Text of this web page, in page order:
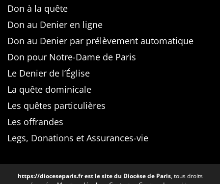
Don à la quête
Don au Denier en ligne
Don au Denier par prélèvement automatique
Don pour Notre-Dame de Paris
Le Denier de l’Église
La quête dominicale
Les quêtes particulières
Les offrandes
Legs, Donations et Assurances-vie
https://dioceseparis.frest le site du Diocèse de Paris, tous droits